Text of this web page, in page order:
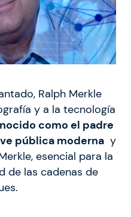
Ralph Merkle
y a la tecnología
como el padre
pública moderna y
esencial para la
de las cadenas de